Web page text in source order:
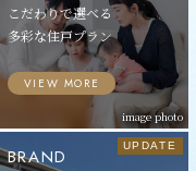
こだわりで選べる
多彩な住戸プラン
VIEW MORE
image photo
BRAND